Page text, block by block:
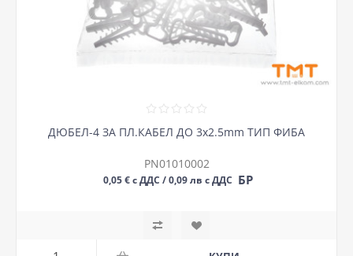
ДЮБЕЛ-4 ЗА ПЛ.КАБЕЛ ДО 3х2.5mm ТИП ФИБА
PN01010002
0,05 € с ДДС / 0,09 лв с ДДС БР